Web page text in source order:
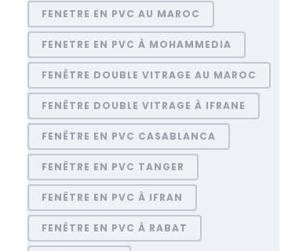
FENETRE EN PVC AU MAROC
FENETRE EN PVC À MOHAMMEDIA
FENÊTRE DOUBLE VITRAGE AU MAROC
FENÊTRE DOUBLE VITRAGE À IFRANE
FENÊTRE EN PVC CASABLANCA
FENÊTRE EN PVC TANGER
FENÊTRE EN PVC À IFRAN
FENÊTRE EN PVC À RABAT